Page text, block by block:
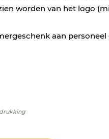
worden van het logo
aan personeel